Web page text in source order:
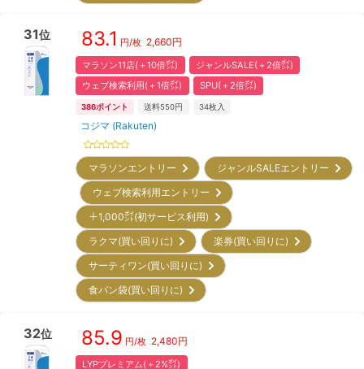
31位 83.1 円/枚 2,660円
マラソン11店(＋10倍㌽)
ジャンルSALE(＋2倍㌽)
ウェブ検索利用(＋1倍㌽)
SPU(＋2倍㌽)
386ポイント 送料550円 34枚入
コジマ (Rakuten)
マラソンエントリー
ジャンルSALEエントリー
ウェブ検索利用エントリー
＋1,000㌽(初サービス利用)
ラクマ(買い回りに)
楽券(買い回りに)
サーティワン(買い回りに)
食パン袋(買い回りに)
32位 85.9 円/枚 2,480円
LYPプレミアム(＋2%㌽)